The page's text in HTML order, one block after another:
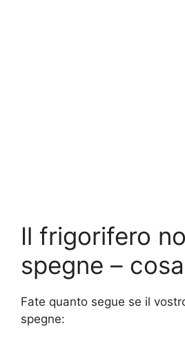
Il frigorifero
spegne –
Fate quanto segue se il
spegne: